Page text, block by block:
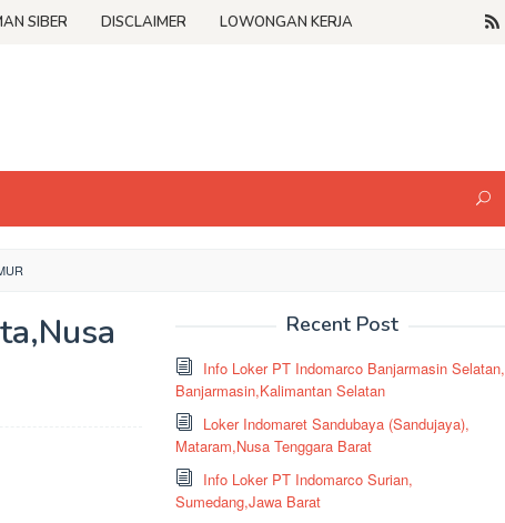
SIBER DISCLAIMER LOWONGAN KERJA
Recent Post
Info Loker PT Indomarco Banjarmasin Selatan,
Banjarmasin,Kalimantan Selatan
Loker Indomaret Sandubaya (Sandujaya),
Mataram,Nusa Tenggara Barat
Info Loker PT Indomarco Surian,
Sumedang,Jawa Barat